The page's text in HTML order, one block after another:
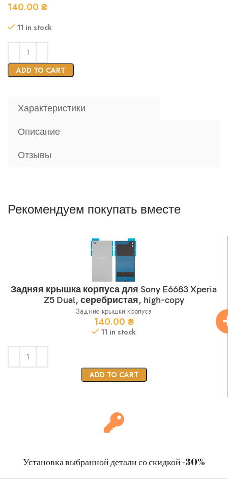
140.00 ₴
11 in stock
ADD TO CART
Характеристики
Описание
Отзывы
Рекомендуем покупать вместе
Задняя крышка корпуса для Sony E6683 Xperia
Z5 Dual, серебристая, high-copy
Задние крышки корпуса
140.00 ₴
11 in stock
ADD TO CART
Установка выбранной детали со скидкой -30%